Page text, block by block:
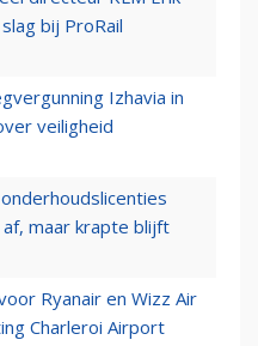
bij ProRail
Izhavia in
veiligheid
maar krapte blijft
Ryanair en Wizz Air
Charleroi Airport